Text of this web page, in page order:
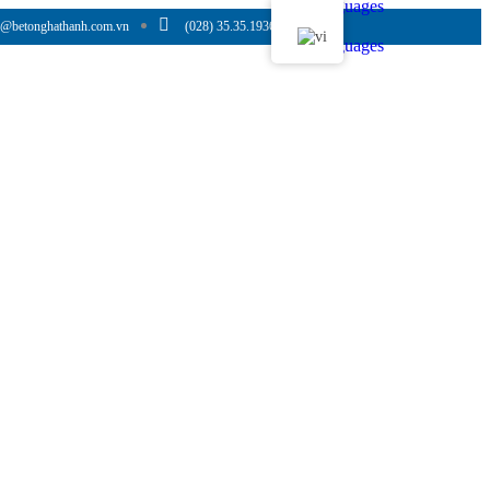
(028) 35.35.1936
Languages
Languages